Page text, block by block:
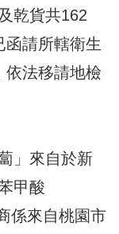
乾貨共162
函請所轄衛生
依法移請地檢
」來自於新
甲酸
係來自桃園市